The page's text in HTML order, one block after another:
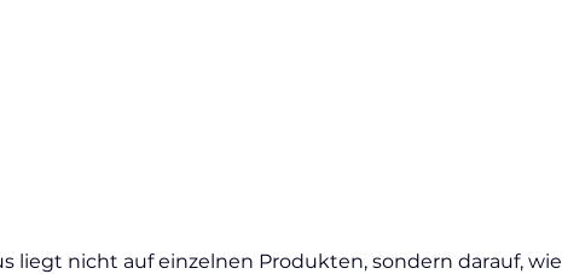
liegt nicht auf einzelnen Produkten, sondern darauf,